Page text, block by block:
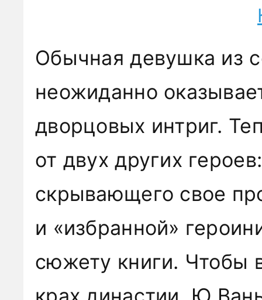
Обычная девушка из
неожиданно
дворцовых интриг.
от двух других
скрывающего свое
и «избранной»
сюжету книги. Чтобы